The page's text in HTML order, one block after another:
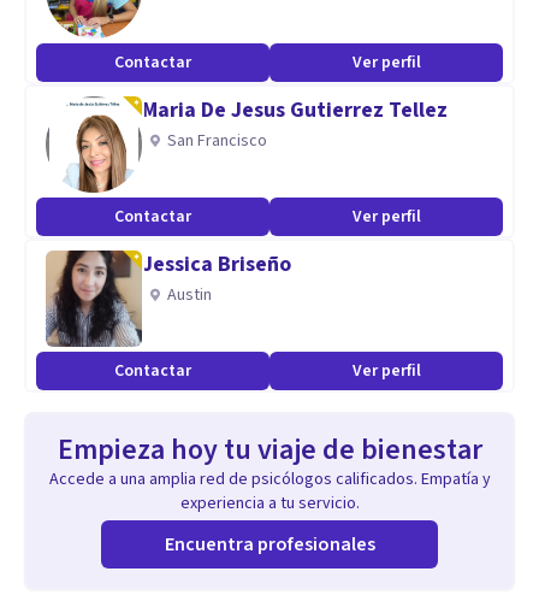
Contactar Ver perfil
Maria De Jesus Gutierrez Tellez
San Francisco
Contactar Ver perfil
Jessica Briseño
Austin
Contactar Ver perfil
Empieza hoy tu viaje de bienestar
Accede a una amplia red de psicólogos calificados. Empatía y
experiencia a tu servicio.
Encuentra profesionales